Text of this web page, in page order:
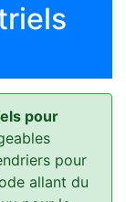
pour
pour
allant du